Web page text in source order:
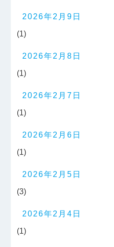
2026年2月9日
(1)
2026年2月8日
(1)
2026年2月7日
(1)
2026年2月6日
(1)
2026年2月5日
(3)
2026年2月4日
(1)